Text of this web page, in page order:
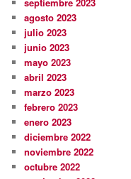
septiembre 2023
agosto 2023
julio 2023
junio 2023
mayo 2023
abril 2023
marzo 2023
febrero 2023
enero 2023
diciembre 2022
noviembre 2022
octubre 2022